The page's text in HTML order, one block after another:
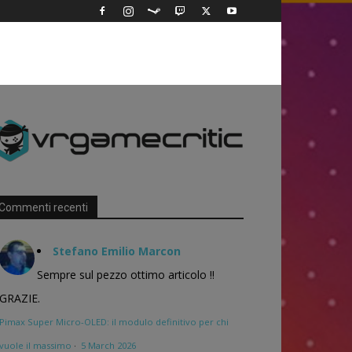
recenti
Stefano Emilio Marcon
Sempre sul pezzo ottimo articolo !!
GRAZIE.
Pimax Super Micro-OLED: il modulo definitivo per chi
vuole il massimo · 5 March 2026